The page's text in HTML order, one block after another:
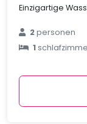
Einzigartige
2personen
1